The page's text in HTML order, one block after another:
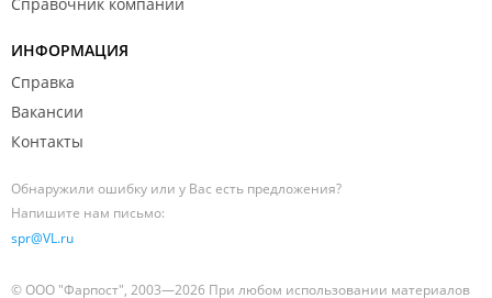
ИНФОРМАЦИЯ
Справка
Вакансии
Контакты
Обнаружили ошибку или у Вас есть предложения?
Напишите нам письмо:
spr@VL.ru
© ООО "Фарпост", 2003—2026 При любом использовании материалов